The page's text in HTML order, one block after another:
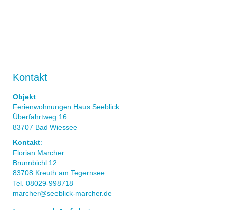
Kontakt
Objekt:
Ferienwohnungen Haus Seeblick
Überfahrtweg 16
83707 Bad Wiessee
Kontakt:
Florian Marcher
Brunnbichl 12
83708 Kreuth am Tegernsee
Tel. 08029-998718
marcher@seeblick-marcher.de